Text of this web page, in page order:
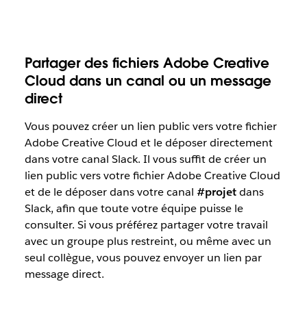
Partager des fichiers Adobe Creative
Cloud dans un canal ou un message
direct
Vous pouvez créer un lien public vers votre fichier
Adobe Creative Cloud et le déposer directement
dans votre canal Slack. Il vous suffit de créer un
lien public vers votre fichier Adobe Creative Cloud
et de le déposer dans votre canal #projetdans
Slack, afin que toute votre équipe puisse le
consulter. Si vous préférez partager votre travail
avec un groupe plus restreint, ou même avec un
seul collègue, vous pouvez envoyer un lien par
message direct.